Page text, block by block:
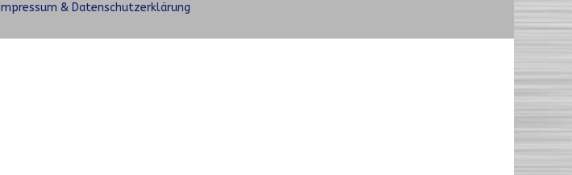
Impressum & Datenschutzerklärung